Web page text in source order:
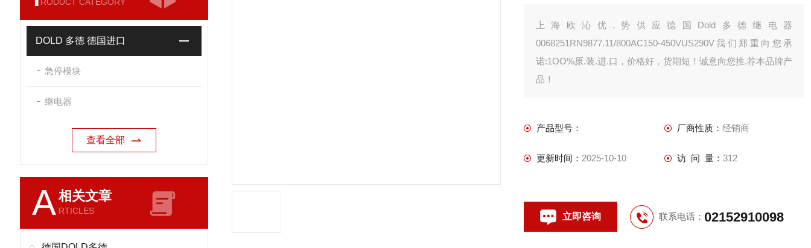
DOLD 多德 德国进口
急停模块
继电器
查看全部
A相关文章
RTICLES
上海欧沁优.势供应德国Dold多德继电器
0068251RN9877.11/800AC150-450VUS290V我们郑重向您承
诺:1OO%原.装.进.口，价格好，货期短！诚意向您推.荐本品牌产
品！
产品型号： 厂商性质： 经销商
更新时间： 2025-10-10 访 问 量： 312
立即咨询 联系电话： 02152910098